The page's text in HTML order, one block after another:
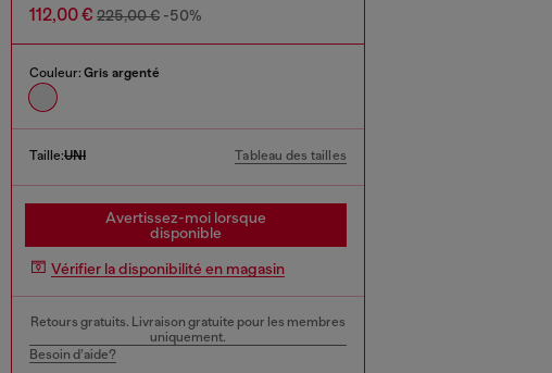
112,00 € 225,00 € -50%
Couleur: Gris argenté
Taille:UNI Tableau des tailles
Avertissez-moi lorsque
disponible
Vérifier la disponibilité en magasin
Retours gratuits. Livraison gratuite pour les membres
uniquement.
Besoin d’aide?